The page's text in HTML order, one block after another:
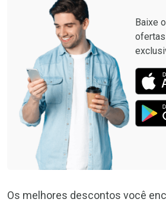
Baixe o
Os melhores descontos você